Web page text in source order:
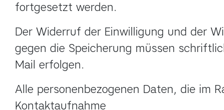
fortgesetzt werden.
Der Widerruf der Einwilligung und der
gegen die Speicherung müssen
Mail erfolgen.
Alle personenbezogenen Daten, die im
Kontaktaufnahme